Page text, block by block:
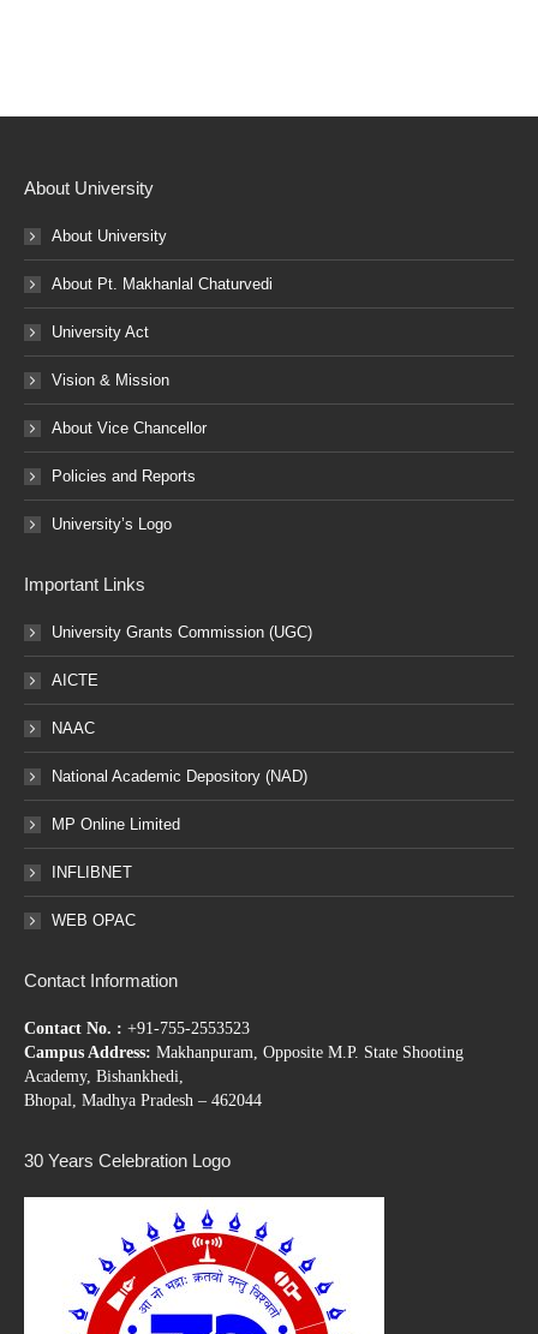
About University
About University
About Pt. Makhanlal Chaturvedi
University Act
Vision & Mission
About Vice Chancellor
Policies and Reports
University’s Logo
Important Links
University Grants Commission (UGC)
AICTE
NAAC
National Academic Depository (NAD)
MP Online Limited
INFLIBNET
WEB OPAC
Contact Information
Contact No. : +91-755-2553523
Campus Address: Makhanpuram, Opposite M.P. State Shooting
Academy, Bishankhedi,
Bhopal, Madhya Pradesh – 462044
30 Years Celebration Logo